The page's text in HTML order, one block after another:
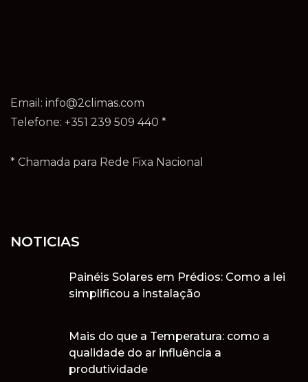
Email: info@2climas.com
Telefone: +351 239 509 440 *
* Chamada para Rede Fixa Nacional
NOTICIAS
Painéis Solares em Prédios: Como a lei
simplificou a instalação
Mais do que a Temperatura: como a
qualidade do ar influência a
produtividade